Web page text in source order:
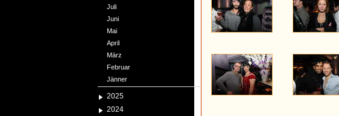
Juli
Juni
Mai
April
März
Februar
Jänner
2025
2024